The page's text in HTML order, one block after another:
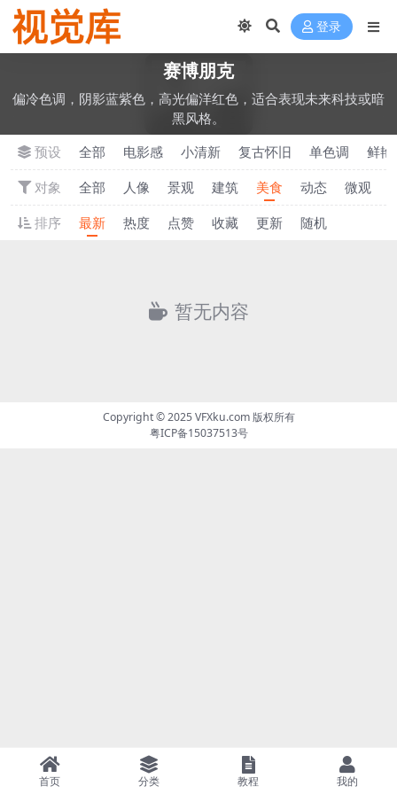
登录
‌赛博朋克
偏冷色调，阴影蓝紫色，高光偏洋红色，适合表现未来科技或暗
黑风格。
预设
全部 电影感 小清新 ‌复古怀旧 单色调
鲜艳
对象
全部 人像 景观 建筑 美食 动态 微观
排序
最新 热度 点赞 收藏 更新 随机
暂无内容
Copyright © 2025VFXku.com版权所有
粤ICP备15037513号
首页 分类 教程 我的